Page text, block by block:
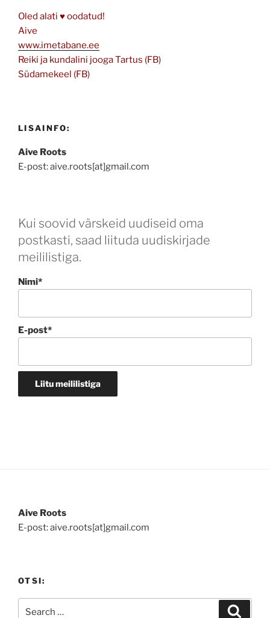
Oled alati ♥ oodatud!
Aive
www.imetabane.ee
Reiki ja kundalini jooga Tartus (FB)
Südamekeel (FB)
LISAINFO:
Aive Roots
E-post: aive.roots[at]gmail.com
Kui soovid värskeid uudiseid oma
postkasti, saad liituda uudiskirjade
meililistiga.
Nimi*
E-post*
Aive Roots
E-post: aive.roots[at]gmail.com
OTSI: